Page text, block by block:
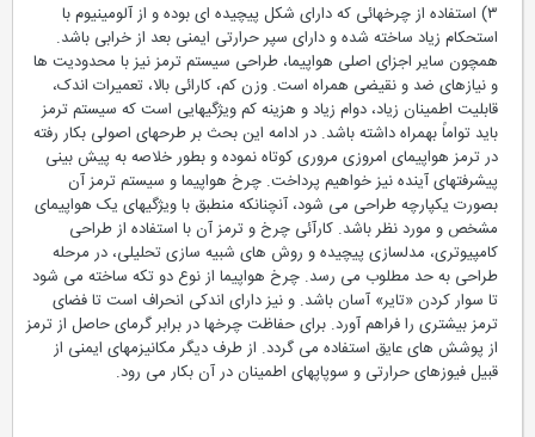
۳) استفاده از چرخهائی که دارای شکل پیچیده ای بوده و از آلومینیوم با
استحکام زیاد ساخته شده و دارای سپر حرارتی ایمنی بعد از خرابی باشد.
همچون سایر اجزای اصلی هواپیما، طراحی سیستم ترمز نیز با محدودیت ها
و نیازهای ضد و نقیضی همراه است. وزن کم، کارائی بالا، تعمیرات اندک،
قابلیت اطمینان زیاد، دوام زیاد و هزینه کم ویژگیهایی است که سیستم ترمز
باید تواماً بهمراه داشته باشد. در ادامه این بحث بر طرحهای اصولی بکار رفته
در ترمز هواپیمای امروزی مروری کوتاه نموده و بطور خلاصه به پیش بینی
پیشرفتهای آینده نیز خواهیم پرداخت. چرخ هواپیما و سیستم ترمز آن
بصورت یکپارچه طراحی می شود، آنچنانکه منطبق با ویژگیهای یک هواپیمای
مشخص و مورد نظر باشد. کارآئی چرخ و ترمز آن با استفاده از طراحی
کامپیوتری، مدلسازی پیچیده و روش های شبیه سازی تحلیلی، در مرحله
طراحی به حد مطلوب می رسد. چرخ هواپیما از نوع دو تکه ساخته می شود
تا سوار کردن «تایر» آسان باشد. و نیز دارای اندکی انحراف است تا فضای
ترمز بیشتری را فراهم آورد. برای حفاظت چرخها در برابر گرمای حاصل از ترمز
از پوشش های عایق استفاده می گردد. از طرف دیگر مکانیزمهای ایمنی از
قبیل فیوزهای حرارتی و سوپاپهای اطمینان در آن بکار می رود.